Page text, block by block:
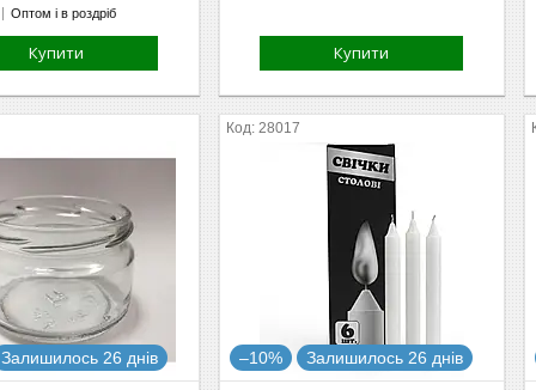
Оптом і в роздріб
Купити Купити
Залишилось 26 днів
28017
–10% Залишилось 26 днів